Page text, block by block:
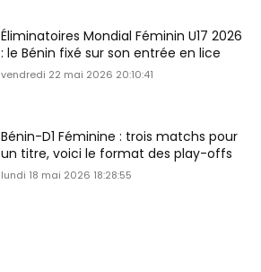
Éliminatoires Mondial Féminin U17 2026
: le Bénin fixé sur son entrée en lice
vendredi 22 mai 2026 20:10:41
Bénin-D1 Féminine : trois matchs pour
un titre, voici le format des play-offs
lundi 18 mai 2026 18:28:55